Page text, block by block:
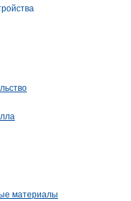
материалы